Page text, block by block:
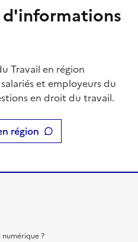
d'informations
Travail en région
et employeurs du
en droit du travail.
région
?